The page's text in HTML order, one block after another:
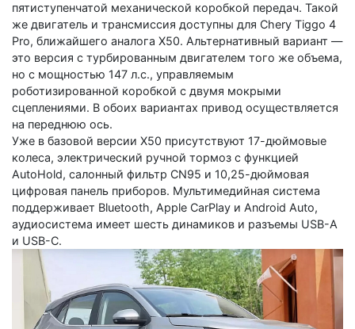
пятиступенчатой механической коробкой передач. Такой
же двигатель и трансмиссия доступны для Сhery Tiggo 4
Pro, ближайшего аналога X50. Альтернативный вариант —
это версия с турбированным двигателем того же объема,
но с мощностью 147 л.с., управляемым
роботизированной коробкой с двумя мокрыми
сцеплениями. В обоих вариантах привод осуществляется
на переднюю ось.
Уже в базовой версии X50 присутствуют 17-дюймовые
колеса, электрический ручной тормоз с функцией
AutoHold, салонный фильтр CN95 и 10,25-дюймовая
цифровая панель приборов. Мультимедийная система
поддерживает Bluetooth, Apple CarPlay и Android Auto,
аудиосистема имеет шесть динамиков и разъемы USB-A
и USB-C.